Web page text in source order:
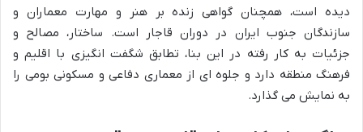
دیده است، همچنان گواهی زنده بر هنر و مهارت معماران و
سازندگان جنوب ایران در دوران قاجار است. ساختار، مصالح و
جزئیات به کار رفته در این بنا، تطابق شگفت انگیزی با اقلیم و
فرهنگ منطقه دارد و جلوه ای از معماری دفاعی و مسکونی بومی را
به نمایش می گذارد.